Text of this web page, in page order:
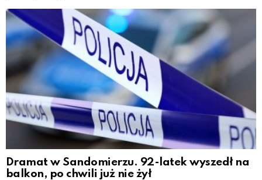
Dramat w Sandomierzu. 92-latek wyszedł na
balkon, po chwili już nie żył